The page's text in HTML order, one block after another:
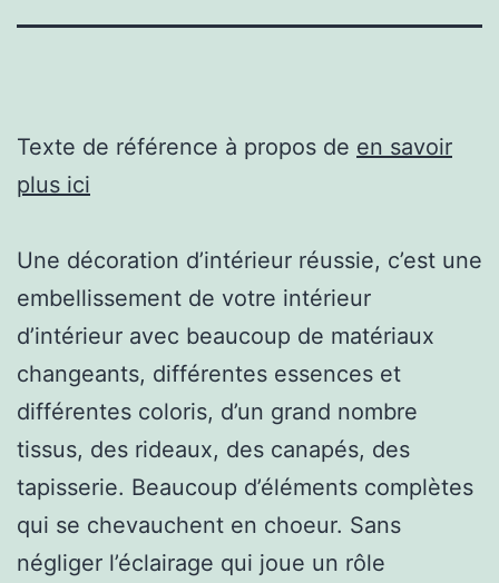
Texte de référence à propos de en savoir
plus ici
Une décoration d’intérieur réussie, c’est une
embellissement de votre intérieur
d’intérieur avec beaucoup de matériaux
changeants, différentes essences et
différentes coloris, d’un grand nombre
tissus, des rideaux, des canapés, des
tapisserie. Beaucoup d’éléments complètes
qui se chevauchent en choeur. Sans
négliger l’éclairage qui joue un rôle